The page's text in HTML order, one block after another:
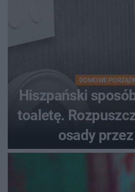
DOMOWE
Hiszpański
toaletę.
osady